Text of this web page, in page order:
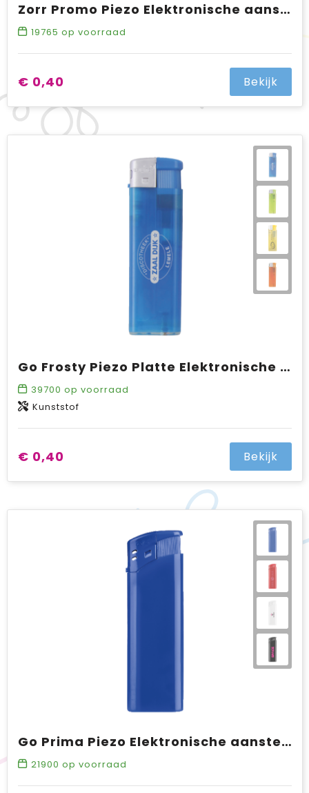
Zorr Promo Piezo Elektronische aansteker HC, navulbaar
19765 op voorraad
€ 0,40 Bekijk
Go Frosty Piezo Platte Elektronische aansteker TL, navulbaar
39700 op voorraad
Kunststof
€ 0,40 Bekijk
Go Prima Piezo Elektronische aansteker HC, navulbaar
21900 op voorraad